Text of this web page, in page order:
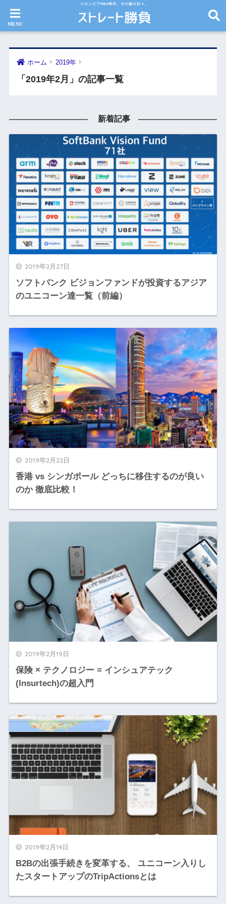
コロンビアMBA時代、その後の日々。
ホーム 2019年
「2019年2月」の記事一覧
新着記事
2019年2月27日
ソフトバンク ビジョンファンドが投資するアジア
のユニコーン達一覧（前編）
2019年2月22日
香港 vs シンガポール どっちに移住するのが良い
のか 徹底比較！
2019年2月19日
保険 × テクノロジー = インシュアテック
(Insurtech)の超入門
2019年2月14日
B2Bの出張手続きを変革する、 ユニコーン入りし
たスタートアップのTripActionsとは